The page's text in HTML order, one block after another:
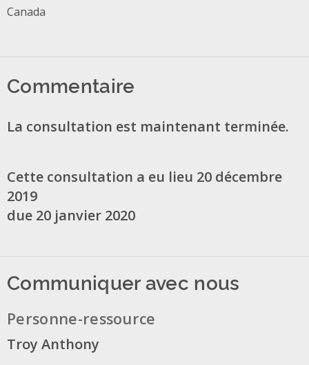
Canada
Commentaire
La consultation est maintenant terminée.
Cette consultation a eu lieu 20 décembre
2019
due 20 janvier 2020
Communiquer avec nous
Personne-ressource
Troy Anthony